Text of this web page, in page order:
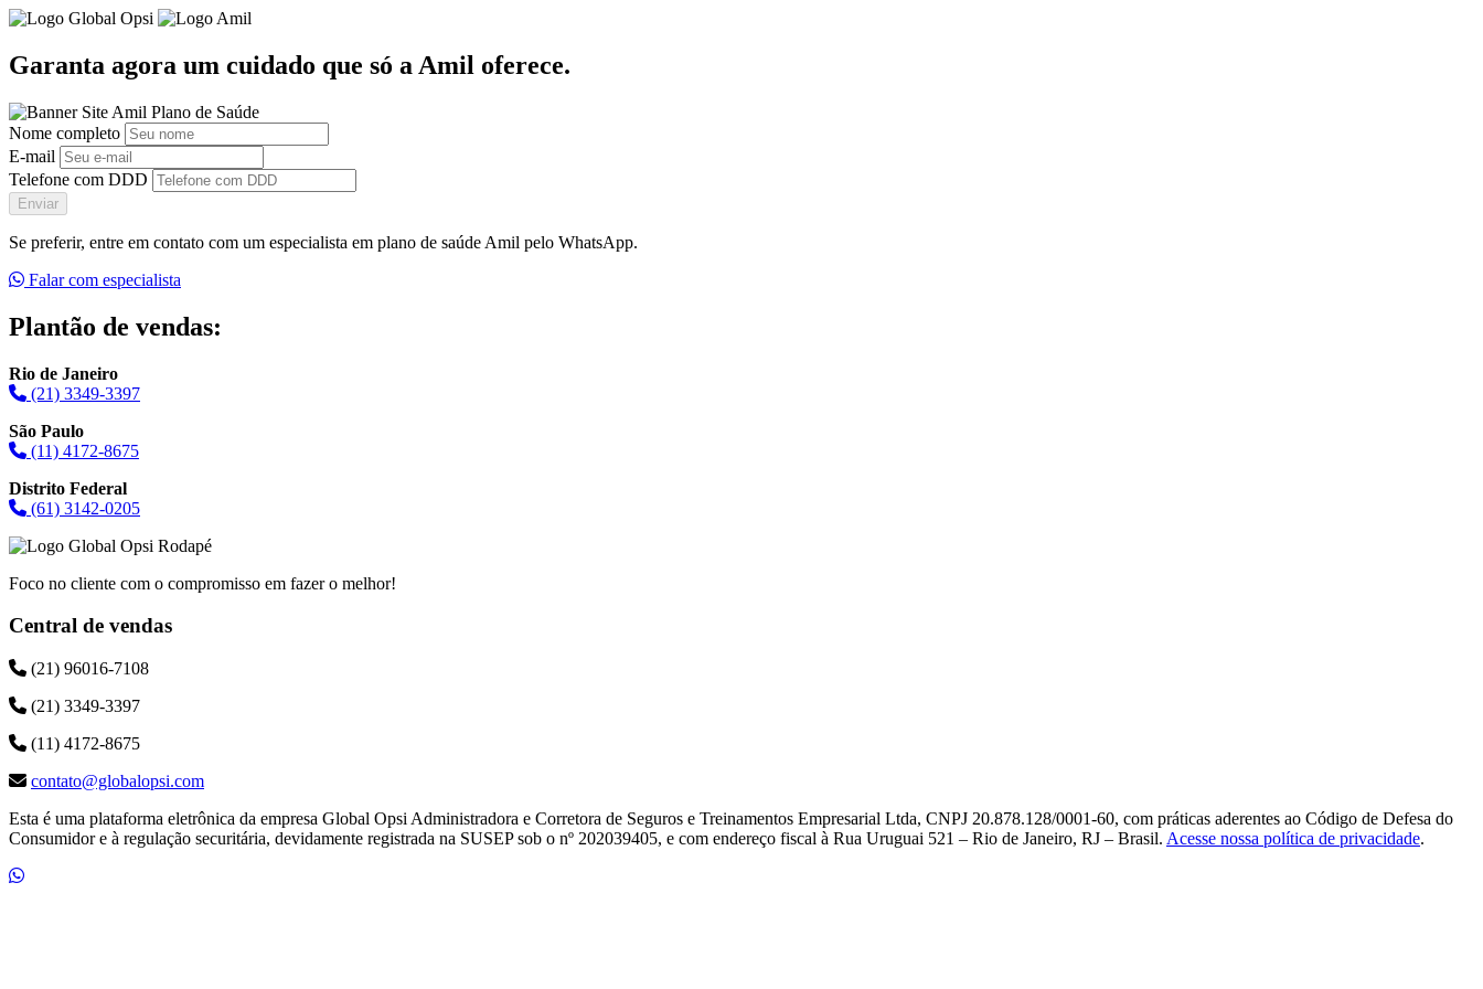
Garanta agora um cuidado que só a Amil oferece.
Nome completo
E-mail
Telefone com DDD
Enviar
Se preferir, entre em contato com um especialista em plano de saúde Amil pelo WhatsApp.
Falar com especialista
Plantão de vendas:
Rio de Janeiro
(21) 3349-3397
São Paulo
(11) 4172-8675
Distrito Federal
(61) 3142-0205
Foco no cliente com o compromisso em fazer o melhor!
Central de vendas
(21) 96016-7108
(21) 3349-3397
(11) 4172-8675
contato@globalopsi.com
Esta é uma plataforma eletrônica da empresa Global Opsi Administradora e Corretora de Seguros e Treinamentos Empresarial Ltda, CNPJ 20.878.128/0001-60, com práticas aderentes ao Código de Defesa do
Consumidor e à regulação securitária, devidamente registrada na SUSEP sob o nº 202039405, e com endereço fiscal à Rua Uruguai 521 – Rio de Janeiro, RJ – Brasil. Acesse nossa política de privacidade.